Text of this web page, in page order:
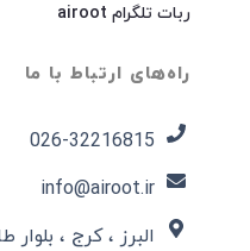
ربات تلگرام airoot
راه‌های ارتباط با ما
026-32216815​
info@airoot.ir
البرز ، کرج ،